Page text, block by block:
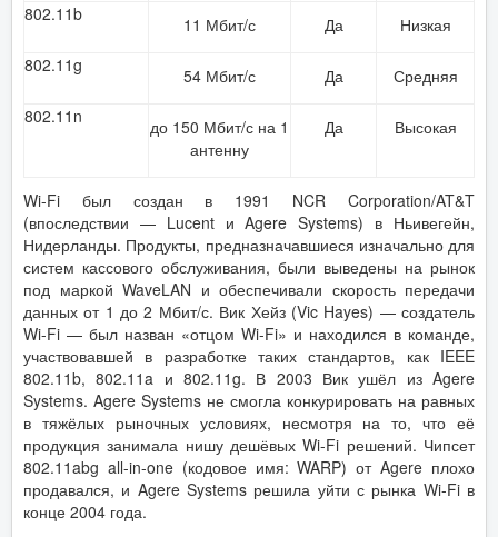
802.11b
11 Мбит/с Да
Низкая
802.11g
54 Мбит/с Да
Средняя
802.11n
до 150 Мбит/с на 1
антенну
Да Высокая
Wi-Fi был создан в 1991 NCR Corporation/AT&T
(впоследствии — Lucent и Agere Systems) в Ньивегейн,
Нидерланды. Продукты, предназначавшиеся изначально для
систем кассового обслуживания, были выведены на рынок
под маркой WaveLAN и обеспечивали скорость передачи
данных от 1 до 2 Мбит/с. Вик Хейз (Vic Hayes) — создатель
Wi-Fi — был назван «отцом Wi-Fi» и находился в команде,
участвовавшей в разработке таких стандартов, как IEEE
802.11b, 802.11a и 802.11g. В 2003 Вик ушёл из Agere
Systems. Agere Systems не смогла конкурировать на равных
в тяжёлых рыночных условиях, несмотря на то, что её
продукция занимала нишу дешёвых Wi-Fi решений. Чипсет
802.11abg all-in-one (кодовое имя: WARP) от Agere плохо
продавался, и Agere Systems решила уйти с рынка Wi-Fi в
конце 2004 года.